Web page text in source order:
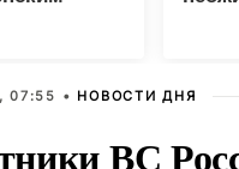
07:55 • НОВОСТИ ДНЯ
ВС